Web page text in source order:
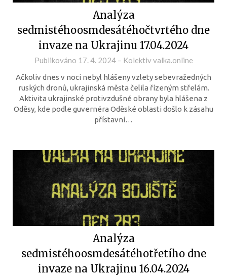
Analýza
sedmistéhoosmdesátéhočtvrtého dne
invaze na Ukrajinu 17.04.2024
Publikováno 17. 4. 2024– Kolektiv valka.online
Ačkoliv dnes v noci nebyl hlášeny vzlety sebevražedných
ruských dronů, ukrajinská města čelila řízeným střelám.
Aktivita ukrajinské protivzdušné obrany byla hlášena z
Oděsy, kde podle guvernéra Oděské oblasti došlo k zásahu
přístavní…
Analýza
sedmistéhoosmdesátéhotřetího dne
invaze na Ukrajinu 16.04.2024